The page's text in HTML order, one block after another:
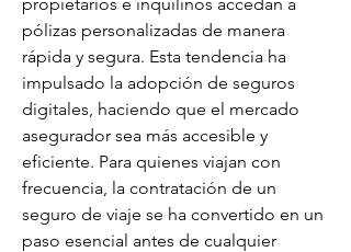
pólizas personalizadas de manera
rápida y segura. Esta tendencia ha
impulsado la adopción de seguros
digitales, haciendo que el mercado
asegurador sea más accesible y
eficiente. Para quienes viajan con
frecuencia, la contratación de un
seguro de viaje se ha convertido en un
paso esencial antes de cualquier